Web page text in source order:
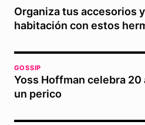
Organiza tus accesorios
habitación con estos
GOSSIP
Yoss Hoffman celebra
un perico